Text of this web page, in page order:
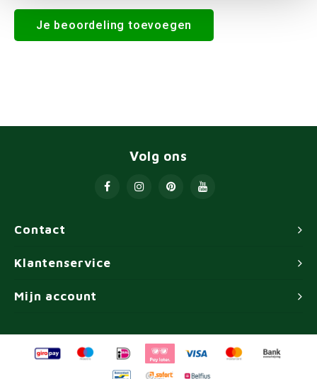
Je beoordeling toevoegen
Contact
Volg ons
Klantenservice
Mijn account